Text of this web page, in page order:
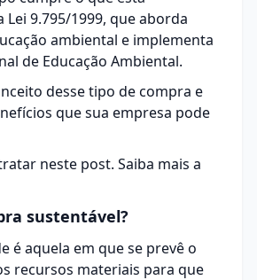
Lei 9.795/1999, que aborda
ambiental e implementa
de Educação Ambiental.
desse tipo decompra e
que sua empresa pode
neste post. Saiba mais a
sustentável?
é aquela em que se prevê o
recursos materiais para que